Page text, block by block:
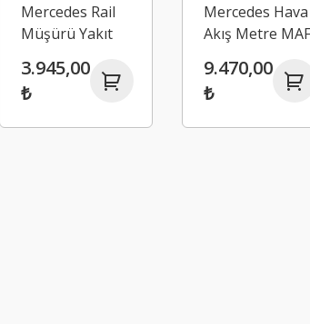
Mercedes Rail
Müşürü Yakıt
- Vito Sprinter
E-Class B-Class
3.945,00
₺
Mercedes Hava
Akış Metre MAF
Continental - A
651 905 05 00 -
9.470,00
₺